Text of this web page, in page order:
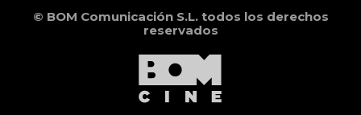
© BOM Comunicación S.L. todos los derechos
reservados